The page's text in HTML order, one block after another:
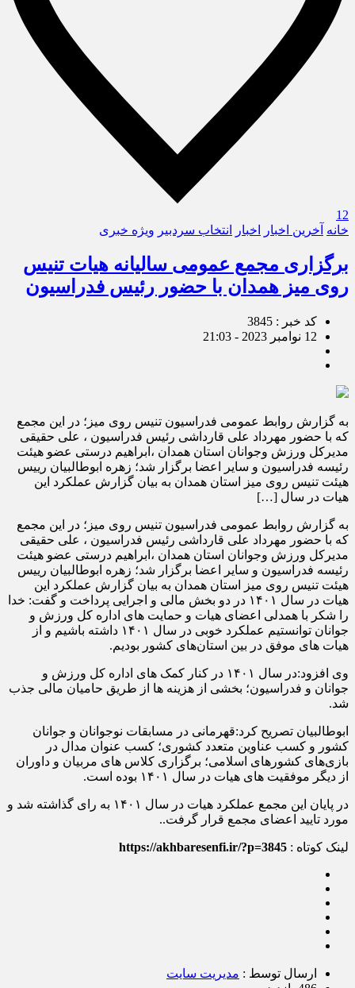
12
خانه آخرین اخبار اخبار انتخاب سردبیر ویژه خبری
برگزاری مجمع عمومی سالیانه هیات تنیس
روی میز همدان با حضور رئیس فدراسیون
کد خبر : 3845
12 نوامبر 2023 - 21:03
به گزارش روابط عمومی فدراسیون تنیس روی میز؛ در این مجمع
که با حضور مهرداد علی قارداشی رئیس فدراسیون ، علی حقیقی
مدیرکل ورزش وجوانان استان همدان ،ابراهیم درستی عضو هیئت
رئیسه فدراسیون و سایر اعضا برگزار شد؛ زهره ابوطالبیان رییس
هیئت تنیس روی میز استان همدان به بیان گزارش عملکرد این
هیات در سال […]
به گزارش روابط عمومی فدراسیون تنیس روی میز؛ در این مجمع
که با حضور مهرداد علی قارداشی رئیس فدراسیون ، علی حقیقی
مدیرکل ورزش وجوانان استان همدان ،ابراهیم درستی عضو هیئت
رئیسه فدراسیون و سایر اعضا برگزار شد؛ زهره ابوطالبیان رییس
هیئت تنیس روی میز استان همدان به بیان گزارش عملکرد این
هیات در سال ۱۴۰۱ در دو بخش مالی و اجرایی پرداخت و گفت: خدا
را شکر با همدلی اعضای هیات و حمایت های اداره کل ورزش و
جوانان توانستیم عملکرد خوبی در سال ۱۴۰۱ داشته باشیم و از
هیات های موفق در بین استان‌های کشور بودیم.
وی افزود:در سال ۱۴۰۱ در کنار کمک های اداره کل ورزش و
جوانان و فدراسیون؛ بخشی از هزینه ها از طریق حامیان مالی جذب
شد.
ابوطالبیان تصریح کرد:قهرمانی در مسابقات نوجوانان و جوانان
کشور و کسب عناوین متعدد کشوری؛ کسب عنوان مدال در
بازی‌های کشورهای اسلامی؛ برگزاری کلاس های مربیان و داوران
از دیگر موفقیت های هیات در سال ۱۴۰۱ بوده است.
در پایان این مجمع عملکرد هیات در سال ۱۴۰۱ به رای گذاشته شد و
مورد تایید اعضای مجمع قرار گرفت..
لینک کوتاه : https://akhbaresenfi.ir/?p=3845
ارسال توسط : مدیریت سایت